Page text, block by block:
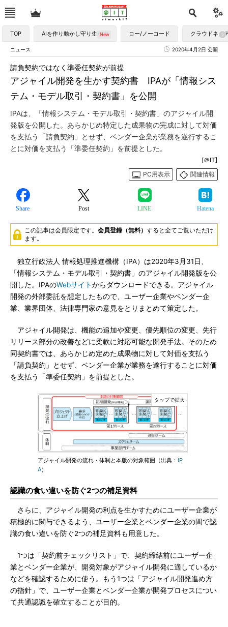
TOP AIを作り動かし守り生かす ロー/ノーコード クラウドネイ
ニュース 2020年4月2日 公開
アジャイル開発を生かす契約書 IPAが「情報シス
テム・モデル取引・契約書」を公開
請負契約ではなく準委任契約が前提
IPAは、「情報システム・モデル取引・契約書」のアジャイル開
発版を公開した。あらかじめ特定した成果物の完成に対して対価
を支払う「請負契約」とせず、ベンダー企業が業務を遂行するこ
とに対価を支払う「準委任契約」を前提とした。
[＠IT]
PC用表示
関連情報
Share Post LINE Hatena
この記事は会員限定です。 会員登録（無料） すると全てご覧いただけ
ます。
独立行政法人 情報処理推進機構（IPA）は2020年3月31日、
「情報システム・モデル取引・契約書」のアジャイル開発版を公
開した。IPAのWebサイトからダウンロードできる。アジャイル
開発の外部委託を想定したもので、ユーザー企業やベンダー企
業、業界団体、法律専門家の意見をとりまとめて策定した。
アジャイル開発は、機能の追加や変更、優先順位の変更、先行
リリース部分の改善などに柔軟に対応可能な開発手法。そのため
同契約書では、あらかじめ定めた成果物に対して対価を支払う
「請負契約」とせず、ベンダー企業が業務を遂行することに対価
を支払う「準委任契約」を前提とした。
アジャイル開発の流れ・体制と本版の対象範囲（出典： IP
A）
認識の食い違いを防ぐ2つの補足資料
さらに、アジャイル開発の利点を生かすためにユーザー企業が
積極的に関与できるよう、ユーザー企業とベンダー企業の間で認
識の食い違いを防ぐ2つの補足資料も用意した。
1つは「契約前チェックリスト」で、契約締結前にユーザー企
業とベンダー企業が、開発対象がアジャイル開発に適しているか
などを確認するために使う。もう1つは「アジャイル開発進め方
の指針」で、ユーザー企業とベンダー企業が開発プロセスについ
て共通認識を確立することが目的。